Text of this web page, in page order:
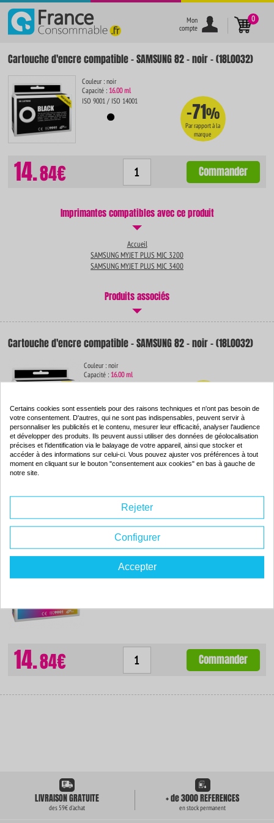
}
Mon
compte
0
Cartouche d'encre compatible - SAMSUNG 82 - noir - (18L0032)
Couleur : noir
Capacité : 16.00 ml
ISO 9001 / ISO 14001
-71%
Par rapport à la
marque
14.84€ Commander
Imprimantes compatibles avec ce produit
Accueil
SAMSUNG MYJET PLUS MJC 3200
SAMSUNG MYJET PLUS MJC 3400
Produits associés
Cartouche d'encre compatible - SAMSUNG 82 - noir - (18L0032)
Couleur : noir
Capacité : 16.00 ml
ISO 9001 / ISO 14001
Par rapport à la
marque
14.84€ Commander
Cartouche d'encre compatible - SAMSUNG 83 - couleur -
Couleur : couleur
10.00 ml
ISO 9001 / ISO 14001
14.84€ Commander
LIVRAISON GRATUITE
des 59€ d'achat
+ de 3000 REFERENCES
en stock permanent
Certains cookies sont essentiels pour des raisons techniques et n'ont pas besoin de
votre consentement. D'autres, qui ne sont pas indispensables, peuvent servir à
personnaliser les publicités et le contenu, mesurer leur efficacité, analyser l'audience
et développer des produits. Ils peuvent aussi utiliser des données de géolocalisation
précises et l'identification via le balayage de votre appareil, ainsi que stocker et
accéder à des informations sur celui-ci. Vous pouvez ajuster vos préférences à tout
moment en cliquant sur le bouton "consentement aux cookies" en bas à gauche de
notre site.
Rejeter
Configurer
Accepter